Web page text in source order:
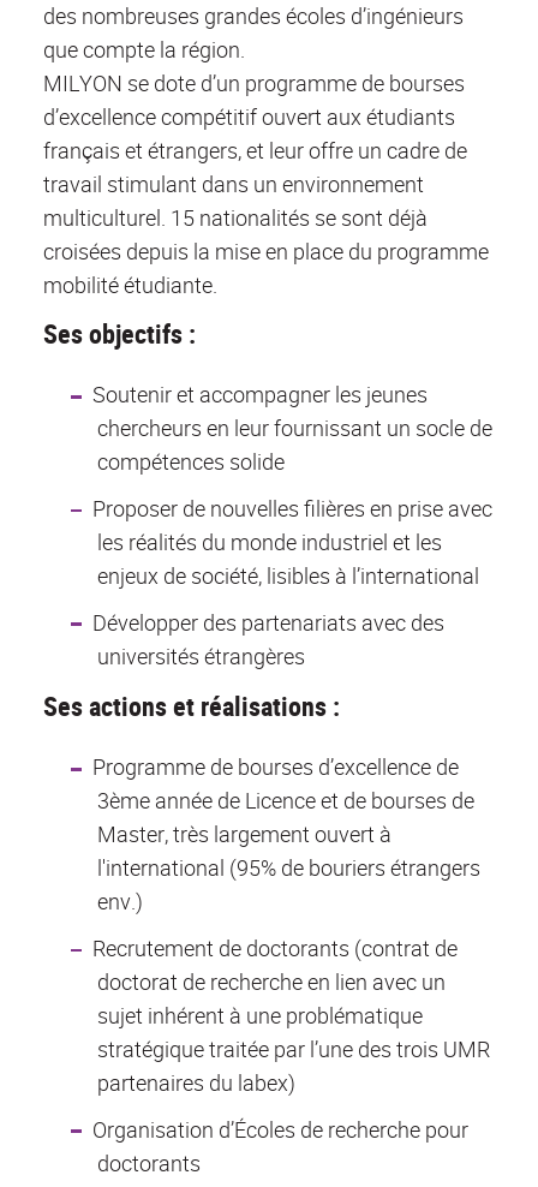
des nombreuses grandes écoles d’ingénieurs
que compte la région.
MILYON se dote d’un programme de bourses
d’excellence compétitif ouvert aux étudiants
français et étrangers, et leur offre un cadre de
travail stimulant dans un environnement
multiculturel. 15 nationalités se sont déjà
croisées depuis la mise en place du programme
mobilité étudiante.
Ses objectifs :
Soutenir et accompagner les jeunes
chercheurs en leur fournissant un socle de
compétences solide
Proposer de nouvelles filières en prise avec
les réalités du monde industriel et les
enjeux de société, lisibles à l’international
Développer des partenariats avec des
universités étrangères
Ses actions et réalisations :
Programme de bourses d’excellence de
3ème année de Licence et de bourses de
Master, très largement ouvert à
l'international (95% de bouriers étrangers
env.)
Recrutement de doctorants (contrat de
doctorat de recherche en lien avec un
sujet inhérent à une problématique
stratégique traitée par l’une des trois UMR
partenaires du labex)
Organisation d’Écoles de recherche pour
doctorants